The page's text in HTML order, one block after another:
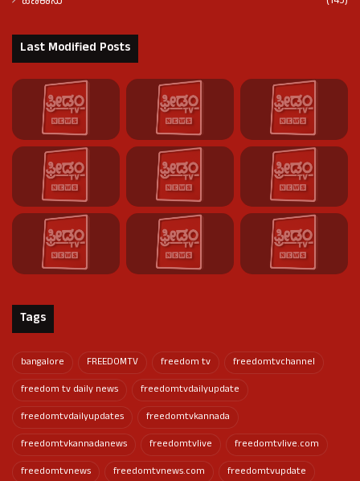
Last Modified Posts
Tags
bangalore FREEDOMTV freedom tv
freedomtvchannel
freedom tv daily news
freedomtvdailyupdate
freedomtvdailyupdates
freedomtvkannada
freedomtvkannadanews
freedomtvlive
freedomtvlive.com
freedomtvnews
freedomtvnews.com
freedomtvupdate